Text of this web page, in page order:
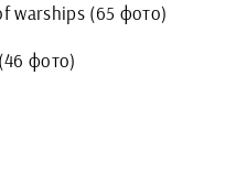
warships (65 фото)